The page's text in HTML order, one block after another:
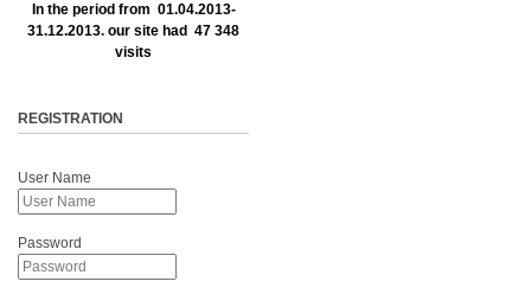
In the period from 01.04.2013-
31.12.2013. our site had 47 348
visits
REGISTRATION
User Name
Password